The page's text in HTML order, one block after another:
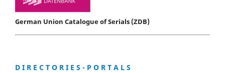
German Union Catalogue of Serials (ZDB)
D I R E C T O R I E S - P O R T A L S